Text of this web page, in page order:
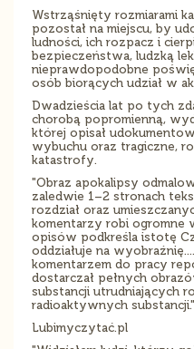
Wstrząśnięty rozmiarami
pozostał na miejscu, by
ludności, ich rozpacz i
bezpieczeństwa, ludzką
nieprawdopodobne
osób biorących udział w
Dwadzieścia lat po tych
chorobą popromienną,
której opisał
wybuchu oraz tragiczne,
katastrofy.
"Obraz apokalipsy
zaledwie 1–2 stronach
rozdział oraz
komentarzy robi ogromne
opisów podkreśla istotę
oddziałuje na
komentarzem do pracy
dostarczał pełnych
substancji utrudniających
radioaktywnych substancji."
Lubimyczytać.pl